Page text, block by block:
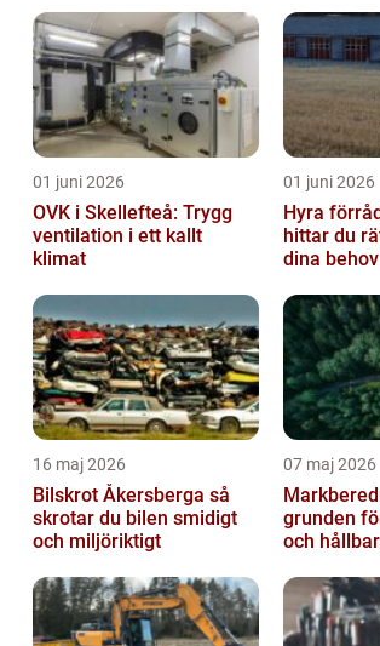
01 juni 2026
OVK i Skellefteå: Trygg
ventilation i ett kallt
klimat
01 juni 2026
Hyra
hittar du
dina behov
16 maj 2026
Bilskrot Åkersberga så
skrotar du bilen smidigt
och miljöriktigt
07 maj 2026
grunden
och hållbar